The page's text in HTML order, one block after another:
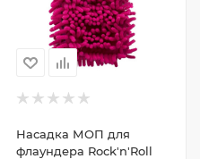
Насадка МОП для
флаундера Rock'n'Roll